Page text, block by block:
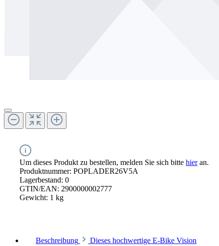
Um dieses Produkt zu bestellen, melden Sie sich bitte hieran.
Produktnummer: POPLADER26V5A
Lagerbestand: 0
GTIN/EAN: 2900000002777
Gewicht: 1 kg
Beschreibung
Dieses hochwertige E-Bike Vision